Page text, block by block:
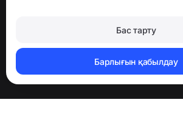
Бас тарту
Барлығын қабылдау
Тіркелгіні және жеке деректерді жою